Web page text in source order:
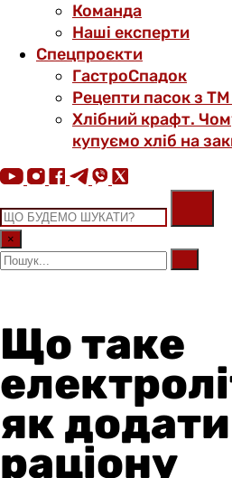
Команда
Наші експерти
Спецпроєкти
ГастроСпадок
Рецепти пасок з ТМ
Хлібний крафт.
купуємо хліб на
×
Що таке
як додати
раціону